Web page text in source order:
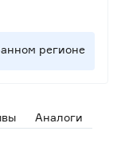
регионе
Аналоги